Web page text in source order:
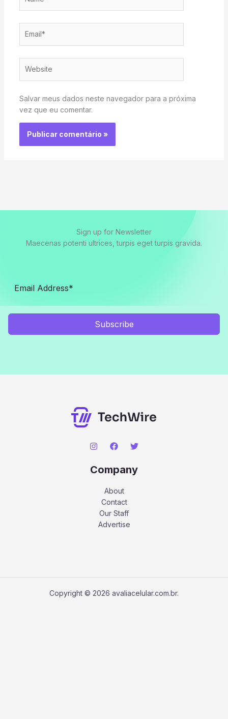
Salvar meus dados neste navegador para a próxima
vez que eu comentar.
Sign up for Newsletter
Maecenas potenti ultrices, turpis eget turpis gravida.
Subscribe
Company
About
Contact
Our Staff
Advertise
Copyright © 2026 avaliacelular.com.br.